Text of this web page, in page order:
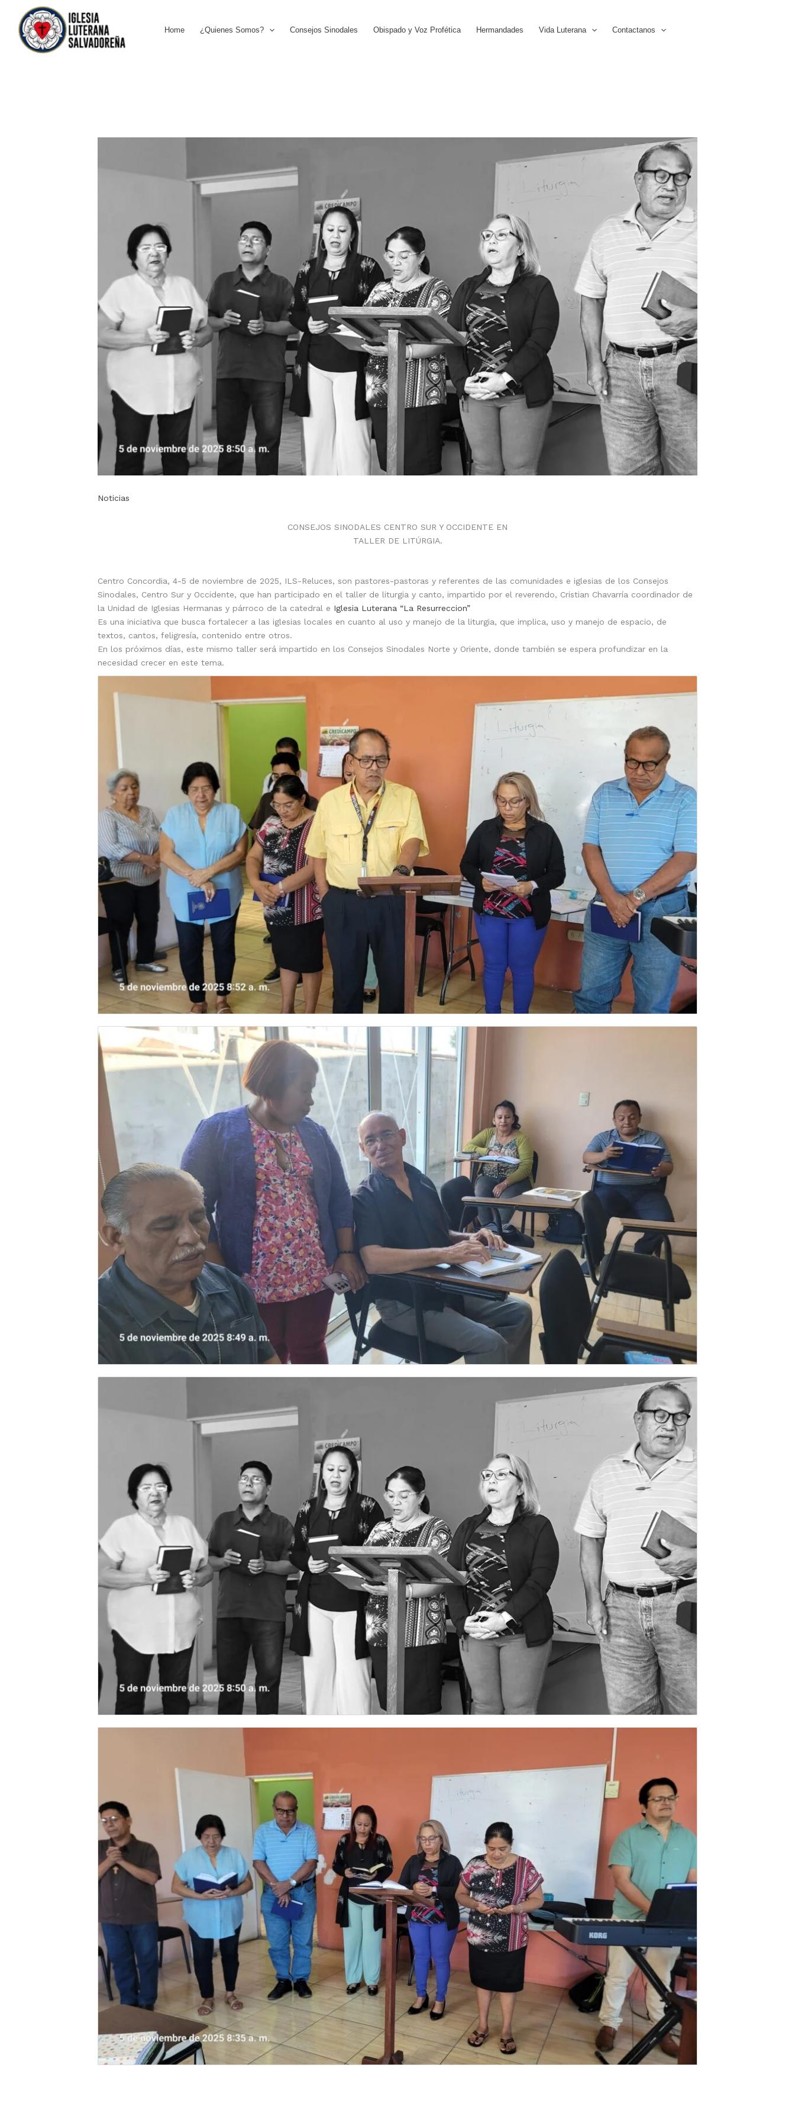
content
Home ¿Quienes Somos? Consejos Sinodales Obispado y Voz Profética Hermandades Vida Luterana Contactanos
Noticias
CONSEJOS SINODALES CENTRO SUR Y OCCIDENTE EN
TALLER DE LITÚRGIA.
Centro Concordia, 4-5 de noviembre de 2025, ILS-Reluces, son pastores-pastoras y referentes de las comunidades e iglesias de los Consejos
Sinodales, Centro Sur y Occidente, que han participado en el taller de liturgia y canto, impartido por el reverendo, Cristian Chavarría coordinador de
la Unidad de Iglesias Hermanas y párroco de la catedral e Iglesia Luterana “La Resurreccion”
Es una iniciativa que busca fortalecer a las iglesias locales en cuanto al uso y manejo de la liturgia, que implica, uso y manejo de espacio, de
textos, cantos, feligresía, contenido entre otros.
En los próximos días, este mismo taller será impartido en los Consejos Sinodales Norte y Oriente, donde también se espera profundizar en la
necesidad crecer en este tema.